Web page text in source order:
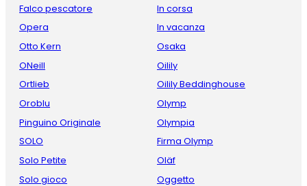
Falco pescatore
Opera
Otto Kern
ONeill
Ortlieb
Oroblu
Pinguino Originale
SOLO
Solo Petite
Solo gioco
In corsa
In vacanza
Osaka
Oilily
Oilily Beddinghouse
Olymp
Olympia
Firma Olymp
Oläf
Oggetto